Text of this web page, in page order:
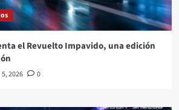
el Revuelto Impavido, una edición
2026 0